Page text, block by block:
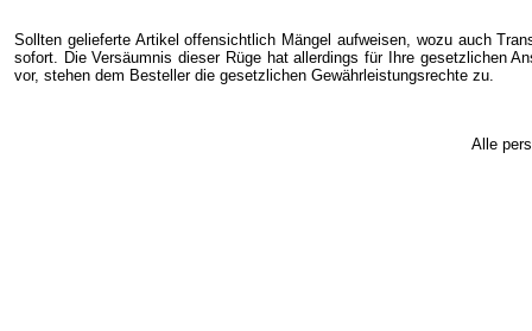
Sollten gelieferte Artikel offensichtlich Mängel aufweisen, wozu auch
sofort. Die Versäumnis dieser Rüge hat allerdings für Ihre gesetzlichen
vor, stehen dem Besteller die gesetzlichen Gewährleistungsrechte zu.
Alle